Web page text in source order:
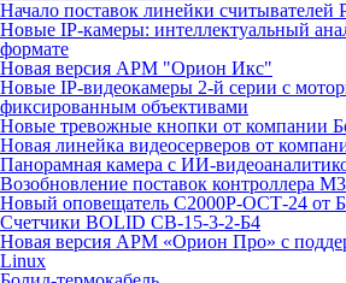
Начало поставок линейки считывателей
Новые IP-камеры: интеллектуальный
формате
Новая версия АРМ "Орион Икс"
Новые IP-видеокамеры 2-й серии с
фиксированным объективами
Новые тревожные кнопки от компании
Новая линейка видеосерверов от
Панорамная камера с ИИ-
Возобновление поставок контроллера
Новый оповещатель С2000Р-ОСТ-24 от
Счетчики BOLID СВ-15-3-2-Б4
Новая версия АРМ «Орион Про» с
Linux